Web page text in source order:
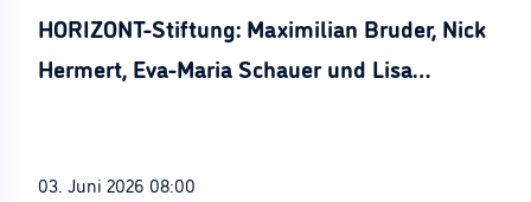
HORIZONT-Stiftung: Maximilian Bruder, Nick
Hermert, Eva-Maria Schauer und Lisa
03. Juni 2026 08:00